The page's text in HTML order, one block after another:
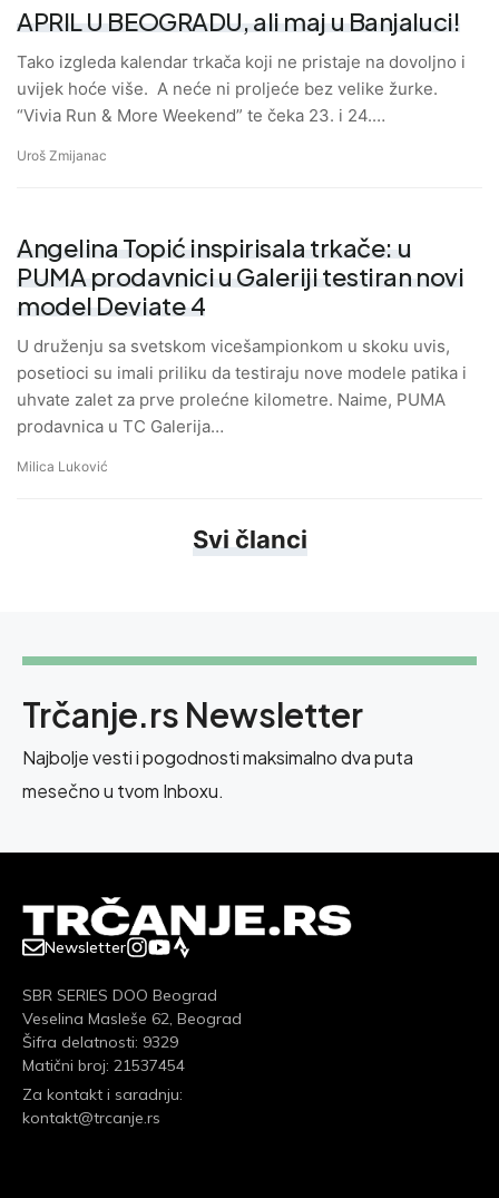
APRIL U BEOGRADU, ali maj u Banjaluci!
Tako izgleda kalendar trkača koji ne pristaje na dovoljno i
uvijek hoće više. A neće ni proljeće bez velike žurke.
“Vivia Run & More Weekend” te čeka 23. i 24.…
Uroš Zmijanac
Angelina Topić inspirisala trkače: u
PUMA prodavnici u Galeriji testiran novi
model Deviate 4
U druženju sa svetskom vicešampionkom u skoku uvis,
posetioci su imali priliku da testiraju nove modele patika i
uhvate zalet za prve prolećne kilometre. Naime, PUMA
prodavnica u TC Galerija…
Milica Luković
Svi članci
Trčanje.rs Newsletter
Najbolje vesti i pogodnosti maksimalno dva puta
mesečno u tvom Inboxu.
Newsletter
SBR SERIES DOO Beograd
Veselina Masleše 62, Beograd
Šifra delatnosti: 9329
Matični broj: 21537454
Za kontakt i saradnju:
kontakt@trcanje.rs